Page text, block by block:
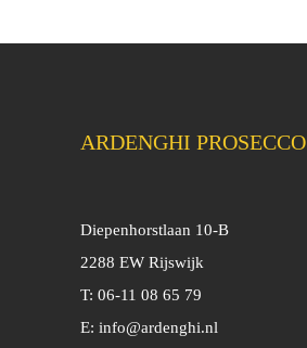
ARDENGHI PROSECCO
Diepenhorstlaan 10-B
2288 EW Rijswijk
T: 06-11 08 65 79
E: info@ardenghi.nl